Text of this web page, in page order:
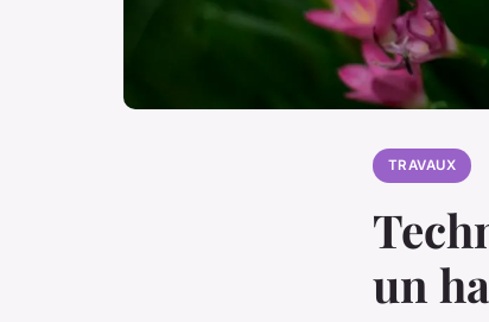
TRAVAUX
un